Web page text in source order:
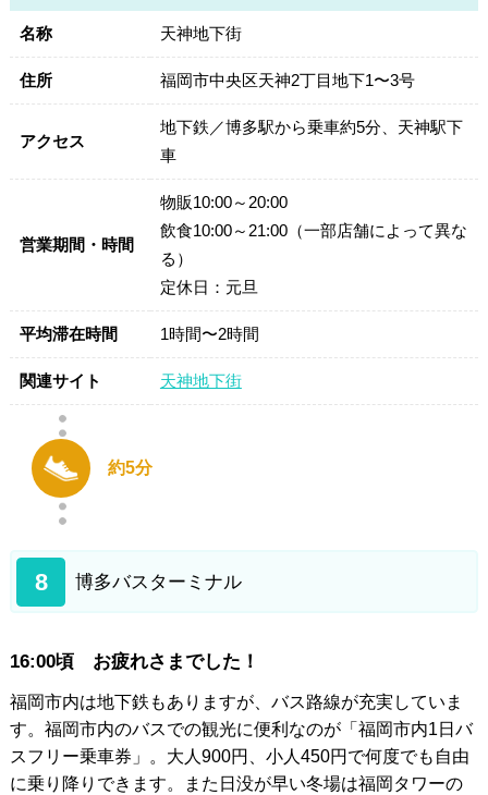
名称 天神地下街
住所 福岡市中央区天神2丁目地下1〜3号
アクセス
地下鉄／博多駅から乗車約5分、天神駅下
車
営業期間・時間
物販10:00～20:00
飲食10:00～21:00（一部店舗によって異な
る）
定休日：元旦
平均滞在時間 1時間〜2時間
関連サイト 天神地下街
約5分
8 博多バスターミナル
16:00頃 お疲れさまでした！
福岡市内は地下鉄もありますが、バス路線が充実していま
す。福岡市内のバスでの観光に便利なのが「福岡市内1日バ
スフリー乗車券」。大人900円、小人450円で何度でも自由
に乗り降りできます。また日没が早い冬場は福岡タワーの